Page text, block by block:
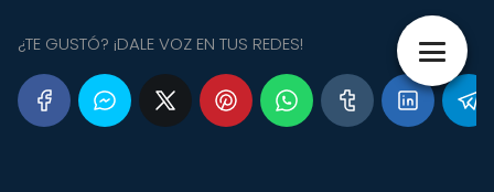
¿TE GUSTÓ? ¡DALE VOZ EN TUS REDES!